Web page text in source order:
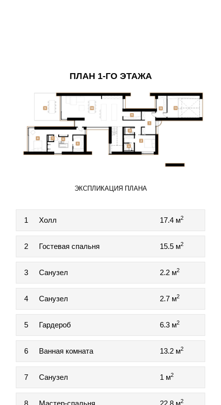
ПЛАН 1-ГО ЭТАЖА
ЭКСПЛИКАЦИЯ ПЛАНА
1 Холл 17.4 м2
2 Гостевая спальня 15.5 м2
3 Санузел 2.2 м2
4 Санузел 2.7 м2
5 Гардероб 6.3 м2
6 Ванная комната 13.2 м2
7 Санузел 1 м2
8 Мастер-спальня 22.8 м2